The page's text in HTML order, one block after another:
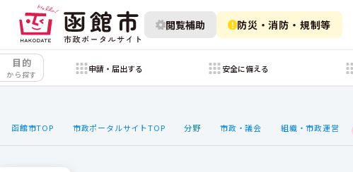
閲覧補助 防災・消防・規制等
目的
から探す
申請・届出する 安全に備える
函館市TOP 市政ポータルサイトTOP 分野 市政・議会 組織・市政運営